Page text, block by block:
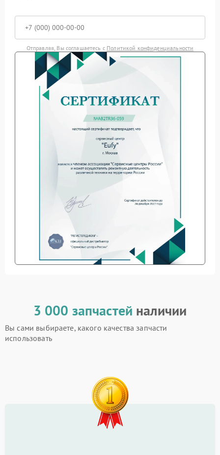
Отправляя, Вы соглашаетесь с Политикой конфиденциальности
3 000 запчастей наличии
Вы сами выбираете, какого качества запчасти
использовать